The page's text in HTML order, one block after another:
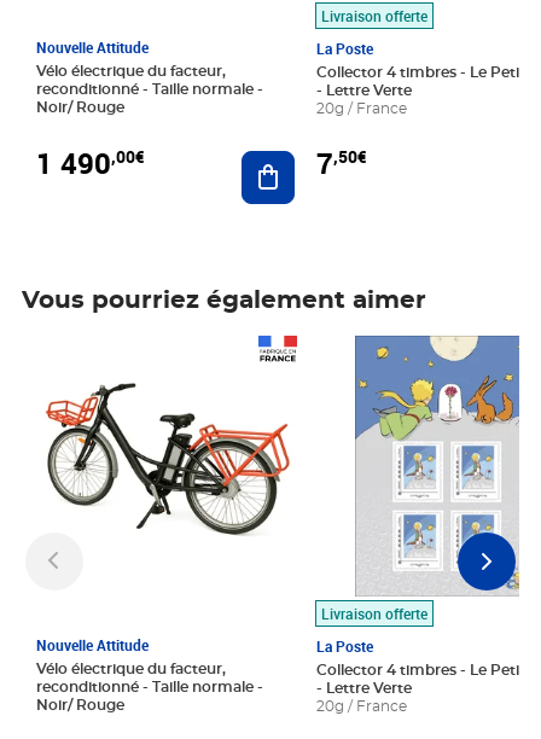
Nouvelle Attitude
Vélo électrique du facteur,
reconditionné - Taille normale -
Noir/ Rouge
1 490,00€ Ajouter au panier
Livraison offerte
La Poste
Collector 4 timbres - Le Petit
- Lettre Verte
20g / France
7,50€
Vous pourriez également aimer
Nouvelle Attitude
Vélo électrique du facteur,
reconditionné - Taille normale -
Noir/ Rouge
Livraison offerte
La Poste
Collector 4 timbres - Le Petit
- Lettre Verte
20g / France
Prix 7,50€